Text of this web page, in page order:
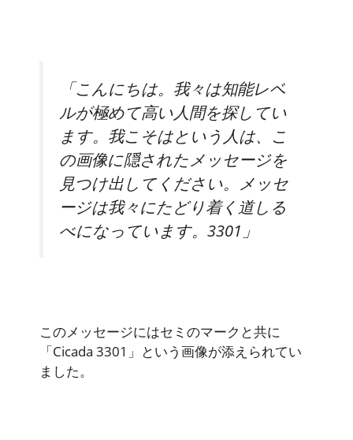
「こんにちは。我々は知能レベ
ルが極めて高い人間を探してい
ます。我こそはという人は、こ
の画像に隠されたメッセージを
見つけ出してください。メッセ
ージは我々にたどり着く道しる
べになっています。3301」
このメッセージにはセミのマークと共に
「Cicada 3301」という画像が添えられてい
ました。